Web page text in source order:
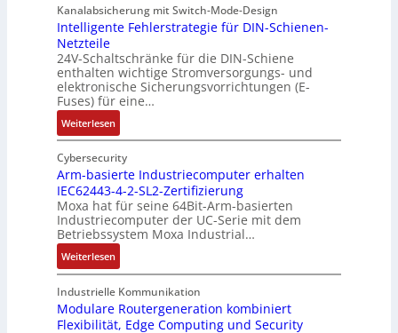
i
s
c
h
e
G
e
h
ä
u
s
e
d
e
h
n
u
n
g
e
u
i
e
r
e
n
A
u
f
w
a
n
d
,
K
o
t
u
v
r
ä
n
i
t
ä
t
b
e
g
i
n
n
t
a
n
d
e
k
r
d
b
e
t
e
i
l
i
g
u
n
g
b
e
m
Kanalabsicherung mit Switch-Mode-Design
Intelligente Fehlerstrategie für DIN-Schienen-
Netzteile
24V-Schaltschränke für die DIN-Schiene
enthalten wichtige Stromversorgungs- und
elektronische Sicherungsvorrichtungen (E-
Fuses) für eine…
Weiterlesen:
I
n
t
e
l
l
i
g
e
n
e
Cybersecurity
Arm-basierte Industriecomputer erhalten
IEC62443-4-2-SL2-Zertifizierung
Moxa hat für seine 64Bit-Arm-basierten
Industriecomputer der UC-Serie mit dem
Betriebssystem Moxa Industrial…
Weiterlesen:
A
r
m
-
Industrielle Kommunikation
Modulare Routergeneration kombiniert
Flexibilität, Edge Computing und Security